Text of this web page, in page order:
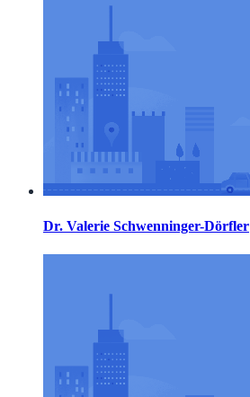
Dr. Valerie Schwenninger-Dörfler